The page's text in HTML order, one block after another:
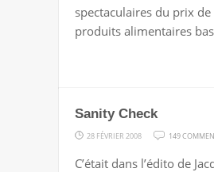
spectaculaires du prix
produits alimentaires
Sanity Check
28 FÉVRIER 2008 149
C’était dans l’édito de